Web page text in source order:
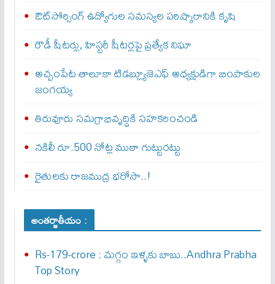
ఔట్‌సోర్సింగ్ ఉద్యోగుల సమస్యల పరిష్కారానికి కృషి
రౌడీ షీటర్లు, హిస్టరీ షీటర్లపై ప్రత్యేక నిఘా
అచ్చంపేట తాలూకా టిడబ్ల్యూజెఎఫ్ అధ్యక్షుడిగా బింపాకుల
జంగయ్య
తిరువూరు సమగ్రాభివృద్ధికి సహకరించండి
నకిలీ రూ.500 నోట్ల ముఠా గుట్టురట్టు
రైతులకు రాజముద్ర భరోసా..!
అంతర్జాతీయం :
Rs-179-crore : మ‌గ్గం ఇళ్ళ‌కు బాబు..Andhra Prabha
Top Story